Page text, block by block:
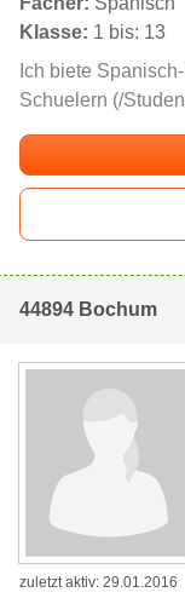
Klasse: 1 bis: 13
Ich biete
Schuelern (/
44894 Bochum
zuletzt aktiv: 29.01.2016